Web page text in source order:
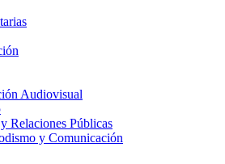
Audiovisual
Relaciones Públicas
y Comunicación